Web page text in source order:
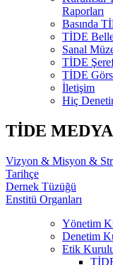
Raporları
Basında
TİDE
Sanal
TİDE
TİDE
İletişim
Hiç
TİDE MEDYA
Vizyon & Misyon &
Tarihçe
Dernek Tüzüğü
Enstitü Organları
Yönetim
Denetim
Etik